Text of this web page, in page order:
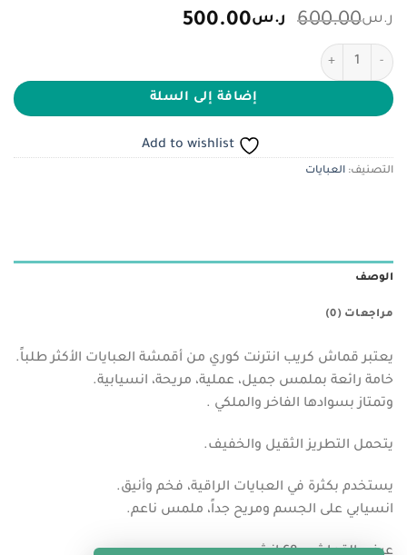
ر.س600.00 السعر
ر.س600.00.
ر.س500.00السعر
ر.س500.00.
كمية كريب انترنت كوري بالجملة
إضافة إلى السلة
Add to wishlist
التصنيف: العبايات
الوصف
مراجعات (0)
يعتبر قماش كريب انترنت كوري من أقمشة العبايات الأكثر طلباً.
خامة رائعة بملمس جميل، عملية، مريحة، انسيابية.
وتمتاز بسوادها الفاخر والملكي .
يتحمل التطريز الثقيل والخفيف.
يستخدم بكثرة في العبايات الراقية، فخم وأنيق.
انسيابي على الجسم ومريح جداً، ملمس ناعم.
عرض القماش : 68 انش